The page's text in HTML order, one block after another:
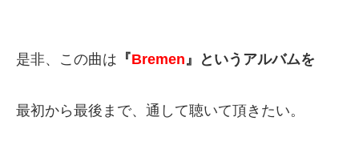
是非、この曲は 『Bremen』というアルバムを
最初から最後まで、通して聴いて頂きたい。